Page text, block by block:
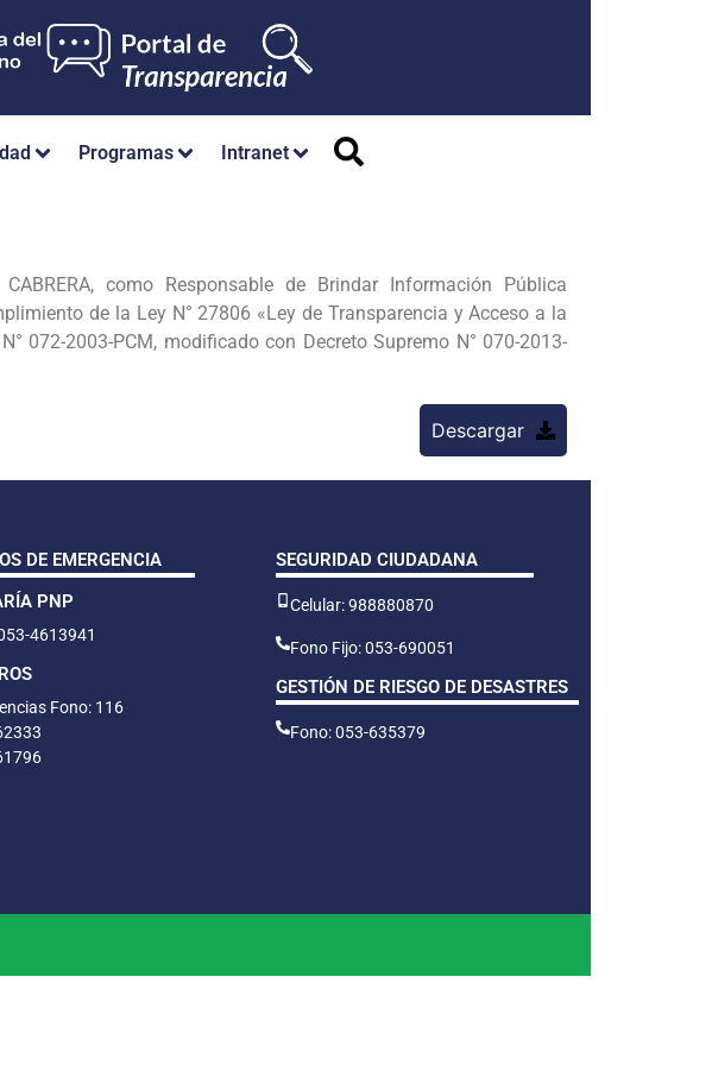
Programas Intranet
como Responsable de Brindar Información Pública
de la Ley N° 27806 «Ley de Transparencia y Acceso a la
072-2003-PCM, modificado con Decreto Supremo N° 070-2013-
Descargar
DE EMERGENCIA
PNP
4613941
Fono: 116
SEGURIDAD CIUDADANA
Celular: 988880870
Fono Fijo: 053-690051
GESTIÓN DE RIESGO DE DESASTRES
Fono: 053-635379